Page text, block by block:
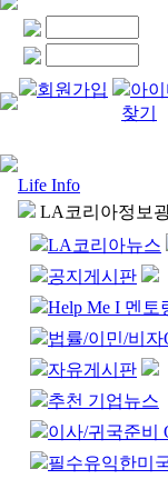
회원가입
아
찾기
Life Info
LA코리아정보
LA코리아뉴스
공지게시판
Help Me I 멘토
법률/이민/비자
자유게시판
추천 기업뉴스
이사/귀국준비
필수유익한미